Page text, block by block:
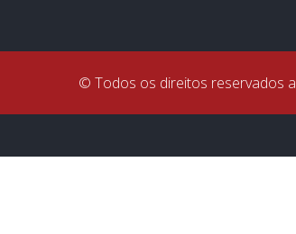
© Todos os direitos reservados a